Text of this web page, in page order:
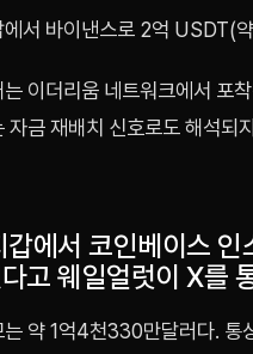
에서 바이낸스로 2억 USDT(
는 이더리움 네트워크에서 포
자금 재배치 신호로도 해석되
갑에서 코인베이스
고 웨일얼럿이 X를
는 약 1억4천330만달러다. 통